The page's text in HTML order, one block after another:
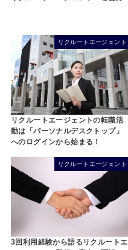
リクルートエージェント
リクルートエージェントの転職活
動は「パーソナルデスクトップ」
へのログインから始まる！
リクルートエージェント
3回利用経験から語るリクルートエ